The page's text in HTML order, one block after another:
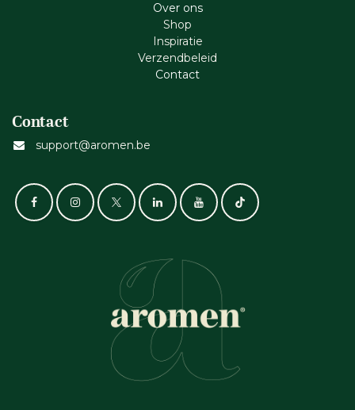
Ove​r​ ons
Shop
Inspiratie
Verzendbeleid
Cont​act
Contact
support@aromen.be